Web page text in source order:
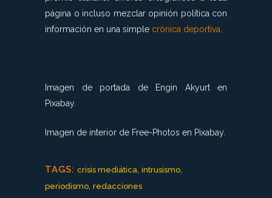
página o incluso mezclar opinión política con
información en una simple crónica deportiva.
Imagen de portada de Engin Akyurt en
Pixabay.
Imagen de interior de Free-Photos en Pixabay.
TAGS: crisis mediática, intrusismo,
periodismo, redacciones